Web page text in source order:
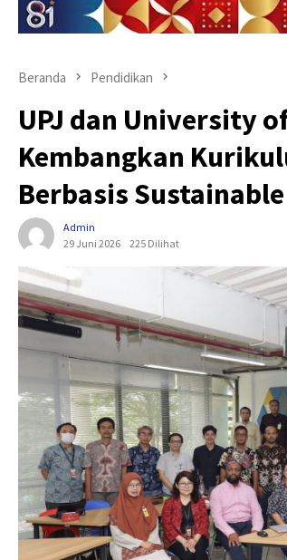
Beranda Pendidikan
UPJ dan University
Kembangkan
Berbasis
Admin
29 Juni 2026
225 Dilihat